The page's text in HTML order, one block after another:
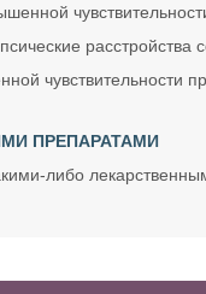
расстройства
чувствительности
ПРЕПАРАТАМИ
либо